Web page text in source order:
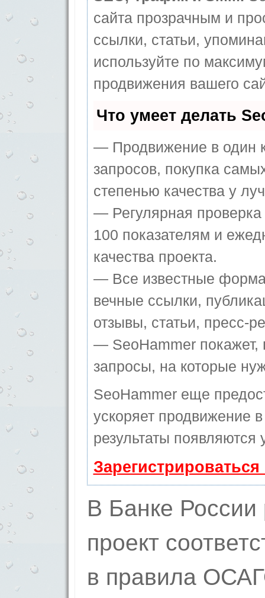
сайта прозрачным и
ссылки, статьи,
используйте по
продвижения вашего
Что умеет делать
— Продвижение в один
запросов, покупка
степенью качества у
— Регулярная
100 показателям и
качества проекта.
— Все известные
вечные ссылки,
отзывы, статьи, пресс-
— SeoHammer покажет,
запросы, на которые
SeoHammer еще
ускоряет продвижение
результаты
В Банке России
проект
в правила